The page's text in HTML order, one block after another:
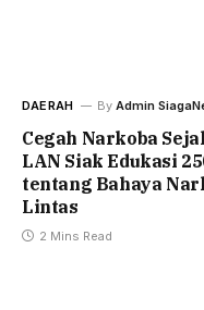
DAERAH By Admin
Cegah Narkoba
LAN Siak Edukasi
tentang Bahaya
Lintas
2 Mins Read